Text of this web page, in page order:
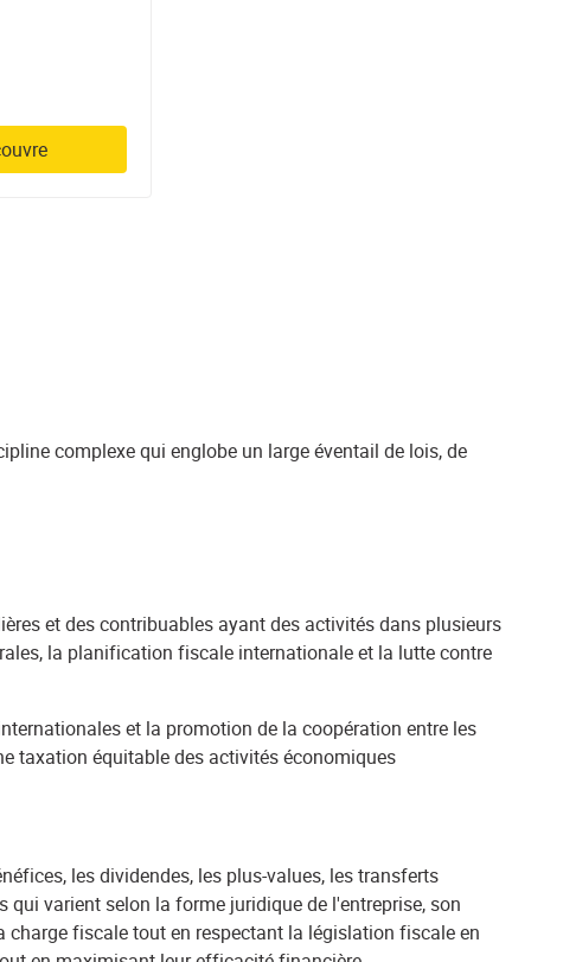
complexe qui englobe un large éventail de lois, de
et des contribuables ayant des activités dans plusieurs
la planification fiscale internationale et la lutte contre
et la promotion de la coopération entre les
taxation équitable des activités économiques
les dividendes, les plus-values, les transferts
varient selon la forme juridique de l'entreprise, son
fiscale tout en respectant la législation fiscale en